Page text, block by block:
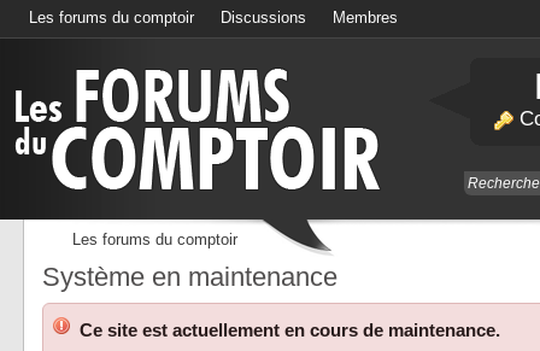
Les forums du comptoir Discussions Membres
Les forums du comptoir
Système en maintenance
Ce site est actuellement en cours de maintenance.